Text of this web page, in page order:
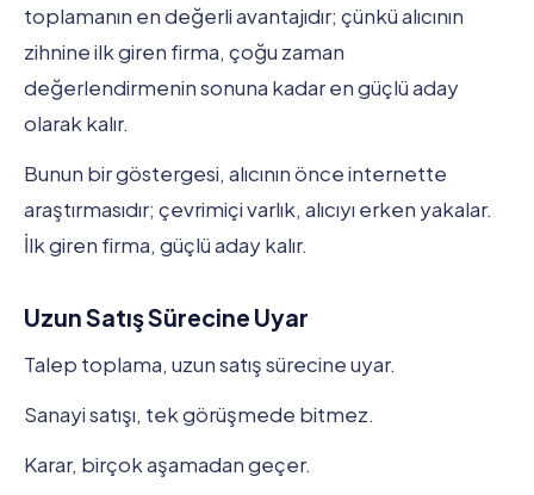
toplamanın en değerli avantajıdır; çünkü alıcının
zihnine ilk giren firma, çoğu zaman
değerlendirmenin sonuna kadar en güçlü aday
olarak kalır.
Bunun bir göstergesi, alıcının önce internette
araştırmasıdır; çevrimiçi varlık, alıcıyı erken yakalar.
İlk giren firma, güçlü aday kalır.
Uzun Satış Sürecine Uyar
Talep toplama, uzun satış sürecine uyar.
Sanayi satışı, tek görüşmede bitmez.
Karar, birçok aşamadan geçer.